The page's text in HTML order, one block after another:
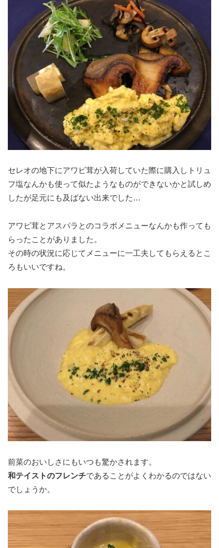
セレオの地下にアワビ茸が入荷していた際に購入しトリュ
フ塩なんかも使って似たようなものができないかと試しめ
したが足元にも及ばない出来でした…
アワビ茸とアスパラとのコラボメニューなんかも作っても
らったことがありました。
その時の状況に応じてメニューに一工夫してもらえるとこ
ろもいいですね。
前菜のおいしさにもいつも驚かされます。
和テイストのフレンチであることがよくわかるのではない
でしょうか。